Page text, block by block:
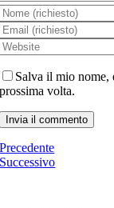
Salva il mio nome,
prossima volta.
Precedente
Successivo